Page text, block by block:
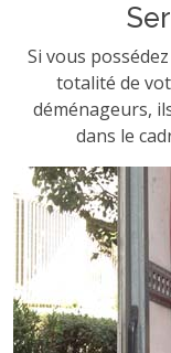
Si vous
totalité de
déménageurs,
dans le